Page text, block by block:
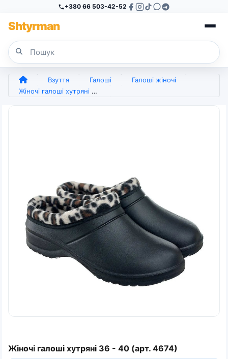
+380 66 503-42-52
Shtyrman
Взуття Галоші
Галоші жіночі
Жіночі галоші хутряні 36 - 40 (арт. 4674)
Жіночі галоші хутряні 36 - 40 (арт. 4674)